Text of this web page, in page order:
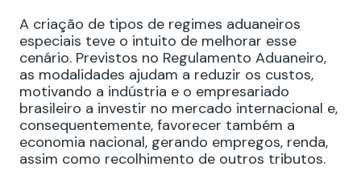
A criação de tipos de regimes aduaneiros
especiais teve o intuito de melhorar esse
cenário. Previstos no Regulamento Aduaneiro,
as modalidades ajudam a reduzir os custos,
motivando a indústria e o empresariado
brasileiro a investir no mercado internacional e,
consequentemente, favorecer também a
economia nacional, gerando empregos, renda,
assim como recolhimento de outros tributos.